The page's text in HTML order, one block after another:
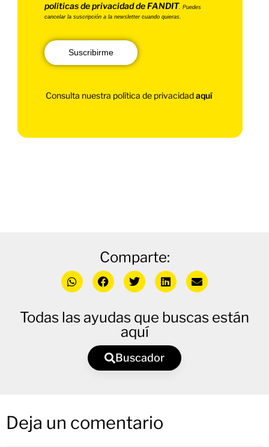
políticas de privacidad de FANDIT. Puedes
cancelar la suscripción a la newsletter cuando quieras.
Suscribirme
Consulta nuestra política de privacidadaquí
Comparte:
Todas las ayudas que buscas están
aquí
Buscador
Deja un comentario